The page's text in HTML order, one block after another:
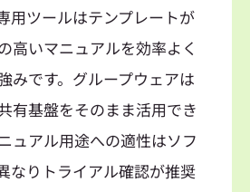
用ツールはテンプレートが
高いマニュアルを効率よく
みです。グループウェアは
有基盤をそのまま活用でき
ュアル用途への適性はソフ
なりトライアル確認が推奨